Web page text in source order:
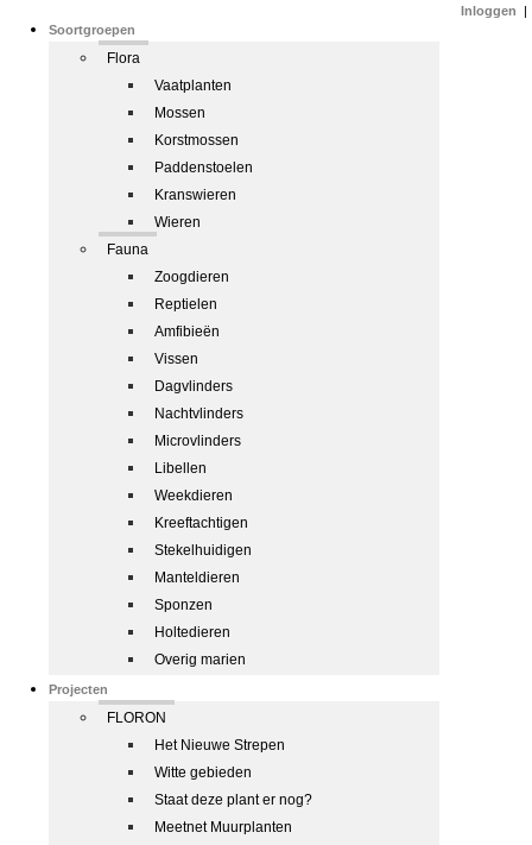
Soortgroepen
Flora
Vaatplanten
Mossen
Korstmossen
Paddenstoelen
Kranswieren
Wieren
Fauna
Zoogdieren
Reptielen
Amfibieën
Vissen
Dagvlinders
Nachtvlinders
Microvlinders
Libellen
Weekdieren
Kreeftachtigen
Stekelhuidigen
Manteldieren
Sponzen
Holtedieren
Overig marien
Projecten
FLORON
Het Nieuwe Strepen
Witte gebieden
Staat deze plant er nog?
Meetnet Muurplanten
Inloggen |